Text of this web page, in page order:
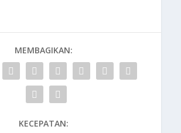
MEMBAGIKAN:
KECEPATAN: